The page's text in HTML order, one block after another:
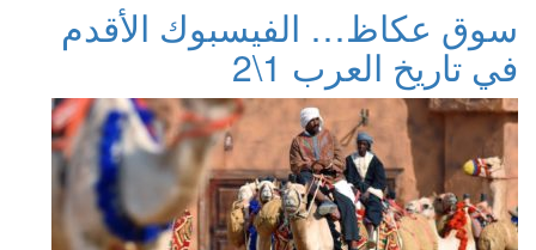
سوق عكاظ… الفيسبوك الأقدم
في تاريخ العرب 1\2